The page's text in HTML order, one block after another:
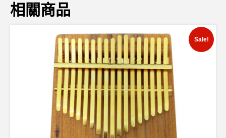
相關商品
Sale!